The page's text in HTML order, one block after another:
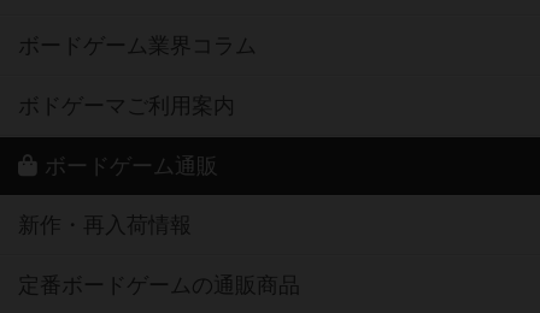
ボードゲーム業界コラム
ボドゲーマご利用案内
ボードゲーム通販
新作・再入荷情報
定番ボードゲームの通販商品